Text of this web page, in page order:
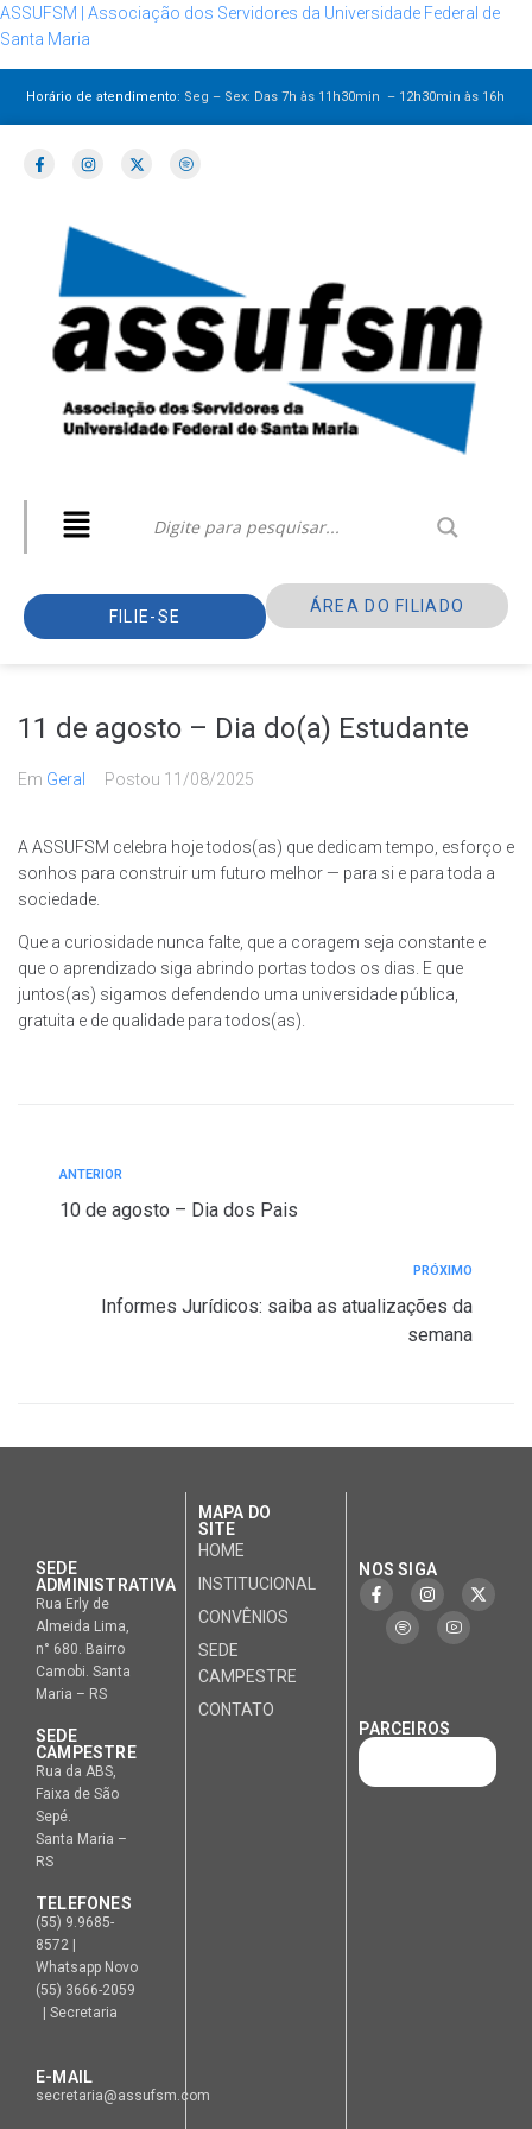
ASSUFSM | Associação dos Servidores da Universidade Federal de
Santa Maria
Horário de atendimento: Seg – Sex: Das 7h às 11h30min – 12h30minàs 16h
FILIE-SE
ÁREA DO FILIADO
11 de agosto – Dia do(a) Estudante
Em Geral Postou 11/08/2025
A ASSUFSM celebra hoje todos(as) que dedicam tempo, esforço e
sonhos para construir um futuro melhor — para si e para toda a
sociedade.
Que a curiosidade nunca falte, que a coragem seja constante e
que o aprendizado siga abrindo portas todos os dias. E que
juntos(as) sigamos defendendo uma universidade pública,
gratuita e de qualidade para todos(as).
ANTERIOR
10 de agosto – Dia dos Pais
PRÓXIMO
Informes Jurídicos: saiba as atualizações da
semana
SEDE
ADMINISTRATIVA
Rua Erly de
Almeida Lima,
n° 680. Bairro
Camobi. Santa
Maria – RS
SEDE
CAMPESTRE
Rua da ABS,
Faixa de São
Sepé.
Santa Maria –
RS
TELEFONES
(55) 9.9685-
8572 |
Whatsapp Novo
(55) 3666-2059
| Secretaria
E-MAIL
secretaria@assufsm.com
MAPA DO
SITE
HOME
INSTITUCIONAL
CONVÊNIOS
SEDE
CAMPESTRE
CONTATO
NOS SIGA
PARCEIROS